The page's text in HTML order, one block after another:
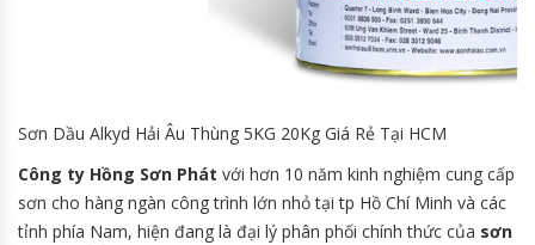
Sơn Dầu Alkyd Hải Âu Thùng 5KG 20Kg Giá Rẻ Tại HCM
Công ty Hồng Sơn Phát với hơn 10 năm kinh nghiệm cung cấp
sơn cho hàng ngàn công trình lớn nhỏ tại tp Hồ Chí Minh và các
tỉnh phía Nam, hiện đang là đại lý phân phối chính thức của sơn